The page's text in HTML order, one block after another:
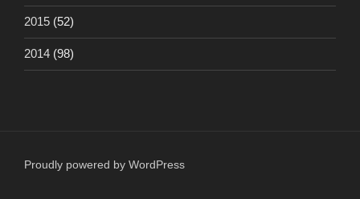
2015 (52)
2014 (98)
Proudly powered by WordPress